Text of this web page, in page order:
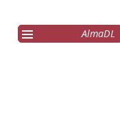
AlmaDL